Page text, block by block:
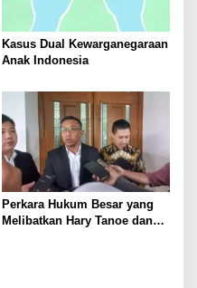
Kasus Dual Kewarganegaraan
Anak Indonesia
Perkara Hukum Besar yang
Melibatkan Hary Tanoe dan